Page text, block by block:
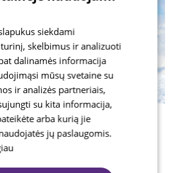
kas nebijo griūti
siekdami
skelbimus ir analizuoti
dalinamės informacija
mūsų svetaine su
ir analizės partneriais,
su kita informacija,
arba kurią jie
jų paslaugomis.